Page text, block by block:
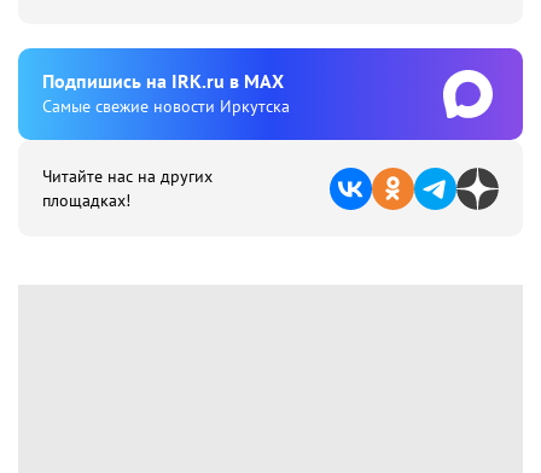
Подпишиcь на IRK.ru в MAX
Cамые свежие новости Иркутска
Читайте нас на других
площадках!